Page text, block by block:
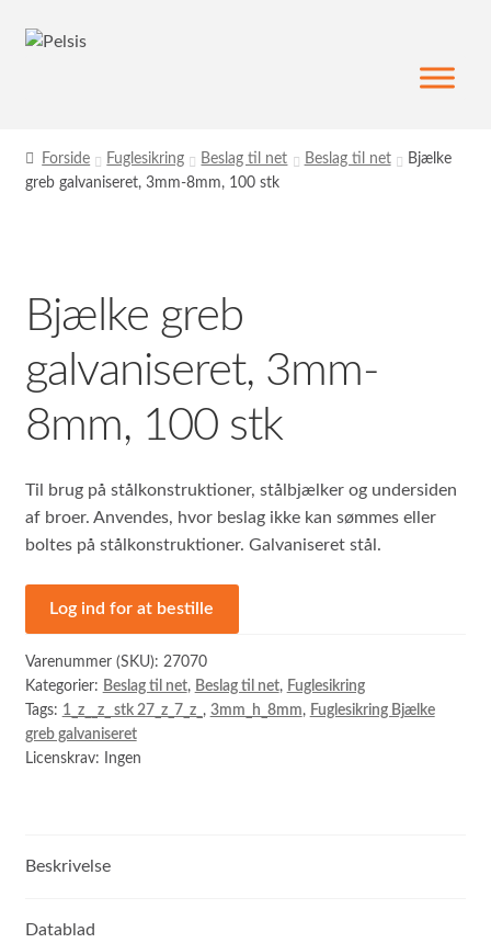
Spring
Spring
Forside Fuglesikring Beslag til net Beslag til net
Bjælke
greb galvaniseret, 3mm-8mm, 100 stk
Bjælke greb
galvaniseret, 3mm-
8mm, 100 stk
Til brug på stålkonstruktioner, stålbjælker og undersiden
af broer. Anvendes, hvor beslag ikke kan sømmes eller
boltes på stålkonstruktioner. Galvaniseret stål.
Log ind for at bestille
Varenummer (SKU): 27070
Kategorier: Beslag til net, Beslag til net, Fuglesikring
Tags: 1_z__z_ stk 27_z_7_z_ , 3mm_h_8mm, Fuglesikring Bjælke
greb galvaniseret
Licenskrav: Ingen
Beskrivelse
Datablad